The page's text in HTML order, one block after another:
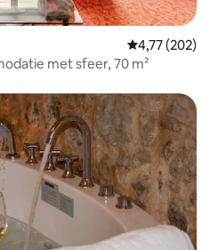
Gemiddelde
4,77 (202)
met sfeer, 70 m²